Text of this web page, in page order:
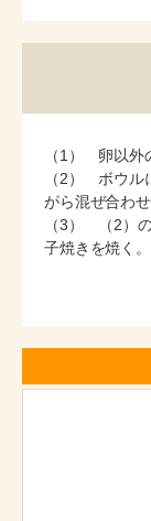
（1） 卵以外
（2） ボウル
がら混ぜ合わ
（3） （2）
子焼きを焼く。